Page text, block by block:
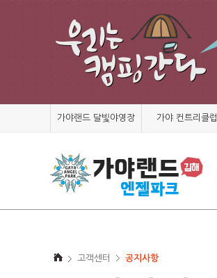
가야랜드 달빛야영장 가야 컨트리클럽
고객센터 공지사항